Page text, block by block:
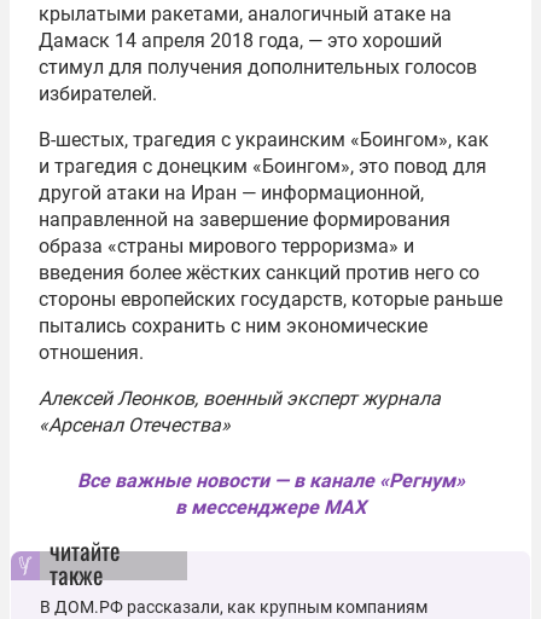
крылатыми ракетами, аналогичный атаке на
Дамаск 14 апреля 2018 года, — это хороший
стимул для получения дополнительных голосов
избирателей.
В-шестых, трагедия с украинским «Боингом», как
и трагедия с донецким «Боингом», это повод для
другой атаки на Иран — информационной,
направленной на завершение формирования
образа «страны мирового терроризма» и
введения более жёстких санкций против него со
стороны европейских государств, которые раньше
пытались сохранить с ним экономические
отношения.
Алексей Леонков, военный эксперт журнала
«Арсенал Отечества»
Все важные новости — в канале «Регнум»
в мессенджере MAX
читайте
также
В ДОМ.РФ рассказали, как крупным компаниям